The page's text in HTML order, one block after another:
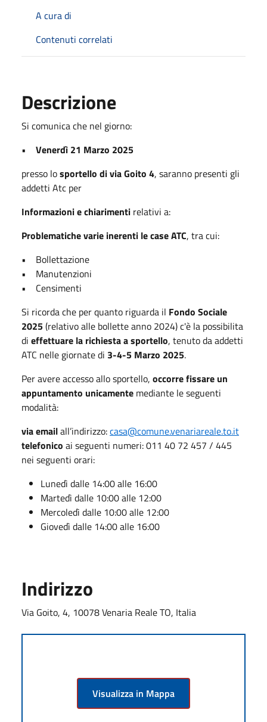
A cura di
Contenuti correlati
Descrizione
Si comunica che nel giorno:
• Venerdì 21 Marzo 2025
presso losportello di via Goito 4, saranno presenti gli
addetti Atc per
Informazioni e chiarimenti relativi a:
Problematiche varie inerenti le case ATC, tra cui:
• Bollettazione
• Manutenzioni
• Censimenti
Si ricorda che per quanto riguarda il Fondo Sociale
2025(relativo alle bollette anno 2024) c'è la possibilita
di effettuare la richiesta a sportello, tenuto da addetti
ATC nelle giornate di 3-4-5 Marzo 2025.
Per avere accesso allo sportello, occorre fissare un
appuntamento unicamente mediante le seguenti
modalità:
via emailall’indirizzo:casa@comune.venariareale.to.it
telefonico ai seguenti numeri: 011 40 72 457 / 445
nei seguenti orari:
Lunedì dalle 14:00 alle 16:00
Martedì dalle 10:00 alle 12:00
Mercoledì dalle 10:00 alle 12:00
Giovedì dalle 14:00 alle 16:00
Indirizzo
Via Goito, 4, 10078 Venaria Reale TO, Italia
Visualizza in Mappa